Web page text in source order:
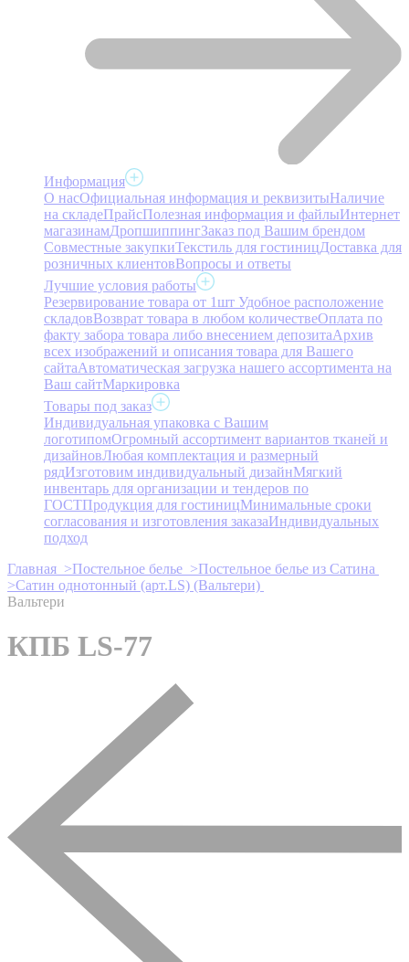
Информация
О насОфициальная информация и реквизитыНаличие
на складеПрайсПолезная информация и файлыИнтернет
магазинамДропшиппингЗаказ под Вашим брендом
Совместные закупкиТекстиль для гостиницДоставка для
розничных клиентовВопросы и ответы
Лучшие условия работы
Резервирование товара от 1шт Удобное расположение
складовВозврат товара в любом количествеОплата по
факту забора товара либо внесением депозитаАрхив
всех изображений и описания товара для Вашего
сайтаАвтоматическая загрузка нашего ассортимента на
Ваш сайтМаркировка
Товары под заказ
Индивидуальная упаковка с Вашим
логотипомОгромный ассортимент вариантов тканей и
дизайновЛюбая комплектация и размерный
рядИзготовим индивидуальный дизайнМягкий
инвентарь для организации и тендеров по
ГОСТПродукция для гостиницМинимальные сроки
согласования и изготовления заказаИндивидуальных
подход
Главная >Постельное белье >Постельное белье из Сатина
>Сатин однотонный (арт.LS) (Вальтери)
Вальтери
КПБ LS-77